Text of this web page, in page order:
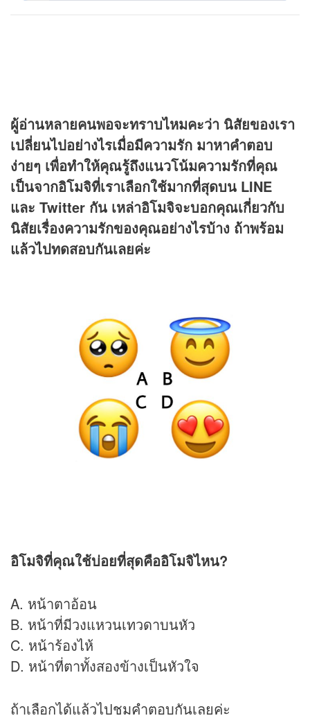
ผู้อ่านหลายคนพอจะทราบไหมคะว่า นิสัยของเรา
เปลี่ยนไปอย่างไรเมื่อมีความรัก มาหาคำตอบ
ง่ายๆ เพื่อทำให้คุณรู้ถึงแนวโน้มความรักที่คุณ
เป็นจากอิโมจิที่เราเลือกใช้มากที่สุดบน LINE
และ Twitter กัน เหล่าอิโมจิจะบอกคุณเกี่ยวกับ
นิสัยเรื่องความรักของคุณอย่างไรบ้าง ถ้าพร้อม
แล้วไปทดสอบกันเลยค่ะ
อิโมจิที่คุณใช้บ่อยที่สุดคืออิโมจิไหน?
A. หน้าตาอ้อน
B. หน้าที่มีวงแหวนเทวดาบนหัว
C. หน้าร้องไห้
D. หน้าที่ตาทั้งสองข้างเป็นหัวใจ
ถ้าเลือกได้แล้วไปชมคำตอบกันเลยค่ะ